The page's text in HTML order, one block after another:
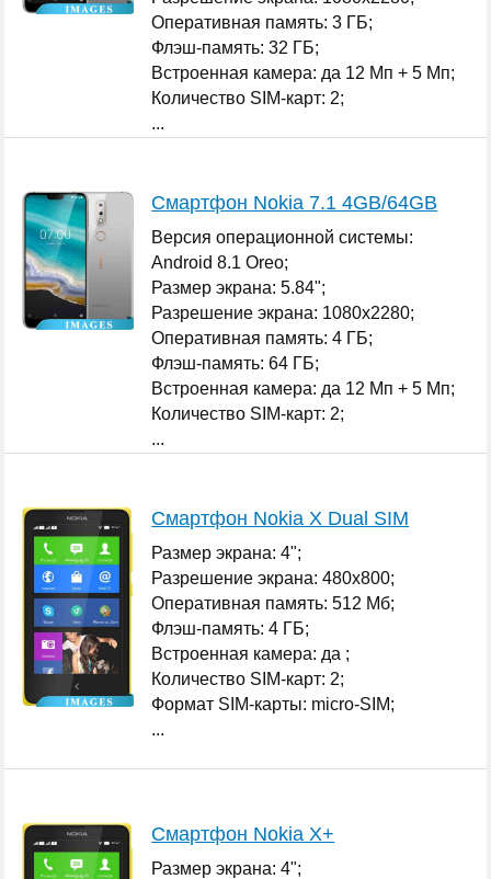
Оперативная память: 3 ГБ;
Флэш-память: 32 ГБ;
Встроенная камера: да 12 Мп + 5 Мп;
Количество SIM-карт: 2;
...
Смартфон Nokia 7.1 4GB/64GB
Версия операционной системы:
Android 8.1 Oreo;
Размер экрана: 5.84";
Разрешение экрана: 1080x2280;
Оперативная память: 4 ГБ;
Флэш-память: 64 ГБ;
Встроенная камера: да 12 Мп + 5 Мп;
Количество SIM-карт: 2;
...
Смартфон Nokia X Dual SIM
Размер экрана: 4";
Разрешение экрана: 480x800;
Оперативная память: 512 Мб;
Флэш-память: 4 ГБ;
Встроенная камера: да ;
Количество SIM-карт: 2;
Формат SIM-карты: micro-SIM;
...
Смартфон Nokia X+
Размер экрана: 4";